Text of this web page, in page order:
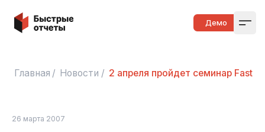
Быстрые отчеты Демо
Главная / Новости / 2 апреля пройдет семинар Fast
26 марта 2007